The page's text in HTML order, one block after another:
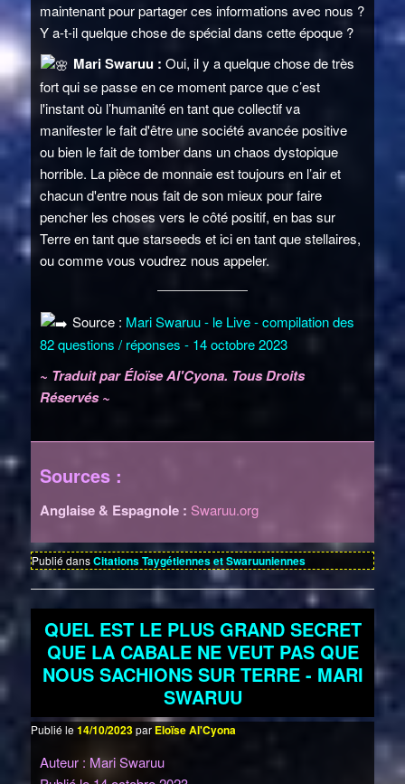
maintenant pour partager ces informations avec nous ?
Y a-t-il quelque chose de spécial dans cette époque ?
Mari Swaruu : Oui, il y a quelque chose de très
fort qui se passe en ce moment parce que c’est
l'instant où l’humanité en tant que collectif va
manifester le fait d'être une société avancée positive
ou bien le fait de tomber dans un chaos dystopique
horrible. La pièce de monnaie est toujours en l’air et
chacun d'entre nous fait de son mieux pour faire
pencher les choses vers le côté positif, en bas sur
Terre en tant que starseeds et ici en tant que stellaires,
ou comme vous voudrez nous appeler.
Source : Mari Swaruu - le Live - compilation des
82 questions / réponses - 14 octobre 2023
~ Traduit par Éloïse Al'Cyona. Tous Droits
Réservés ~
Sources :
Anglaise & Espagnole : Swaruu.org
Publié dansCitations Taygétiennes et Swaruuniennes
QUEL EST LE PLUS GRAND SECRET
QUE LA CABALE NE VEUT PAS QUE
NOUS SACHIONS SUR TERRE - MARI
SWARUU
Publié le14/10/2023par Eloïse Al'Cyona
Auteur : Mari Swaruu